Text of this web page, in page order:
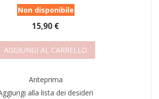
Non disponibile
15,90 €
AGGIUNGI AL CARRELLO
Anteprima
alla lista dei desideri